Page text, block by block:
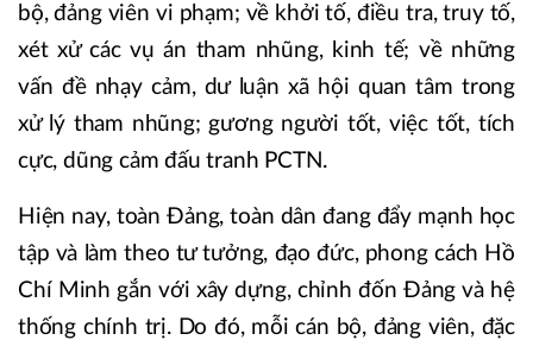
bộ, đảng viên vi phạm; về khởi tố, điều tra, truy tố,
xét xử các vụ án tham nhũng, kinh tế; về những
vấn đề nhạy cảm, dư luận xã hội quan tâm trong
xử lý tham nhũng; gương người tốt, việc tốt, tích
cực, dũng cảm đấu tranh PCTN.
Hiện nay, toàn Đảng, toàn dân đang đẩy mạnh học
tập và làm theo tư tưởng, đạo đức, phong cách Hồ
Chí Minh gắn với xây dựng, chỉnh đốn Đảng và hệ
thống chính trị. Do đó, mỗi cán bộ, đảng viên, đặc